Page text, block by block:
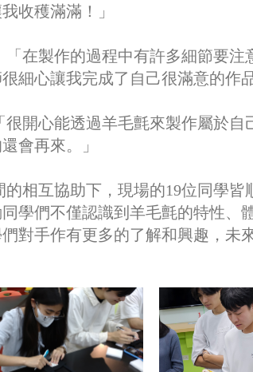
收穫滿滿！」
在製作的過程中有許多細節要注
細心讓我完成了自己很滿意的作
開心能透過羊毛氈來製作屬於自
會再來。」
相互協助下，現場的19位同學皆
學們不僅認識到羊毛氈的特性、
對手作有更多的了解和興趣，未